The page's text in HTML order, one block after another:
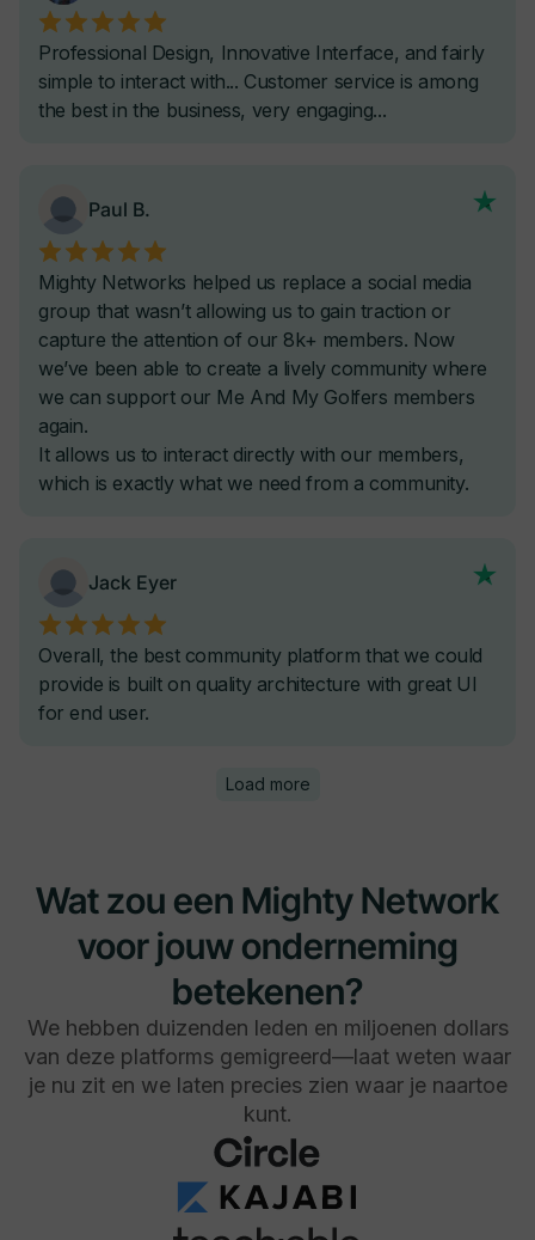
Wat zou een Mighty Network
voor jouw onderneming
betekenen?
We hebben duizenden leden en miljoenen dollars
van deze platforms gemigreerd—laat weten waar
je nu zit en we laten precies zien waar je naartoe
kunt.